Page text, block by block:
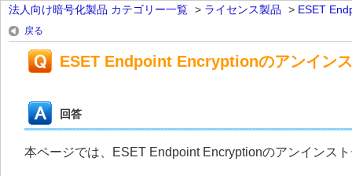
法人向け暗号化製品 カテゴリー一覧 > ライセンス製品 > ESET
戻る
ESET Endpoint Encryptionのアンイン
回答
本ページでは、ESET Endpoint Encryptionのアンインス